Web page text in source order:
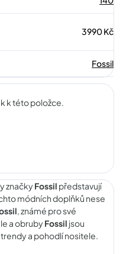
3990 Kč
Fossil
k této položce.
značkyFossil představují
módních doplňků nese
, známé pro své
a obrubyFossil jsou
a pohodlí nositele.